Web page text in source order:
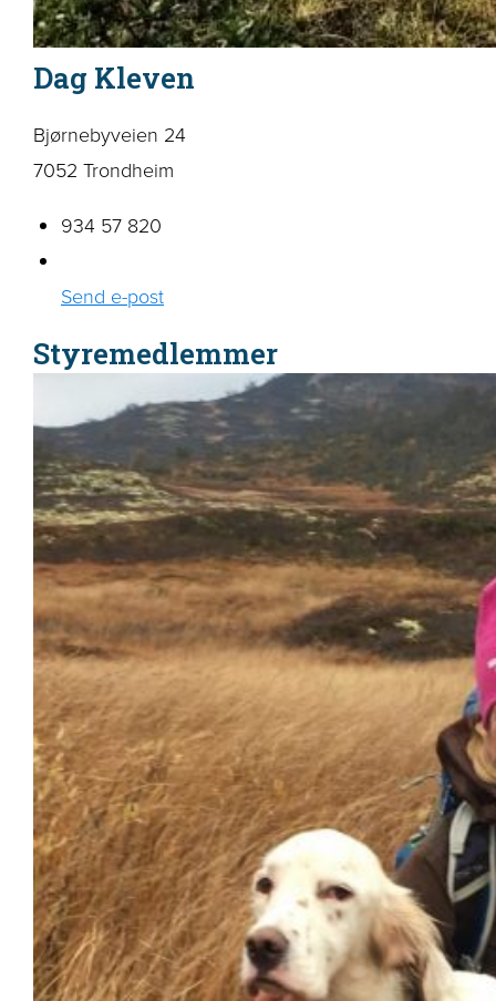
Dag Kleven
Bjørnebyveien 24
7052 Trondheim
934 57 820
Send e-post
Styremedlemmer